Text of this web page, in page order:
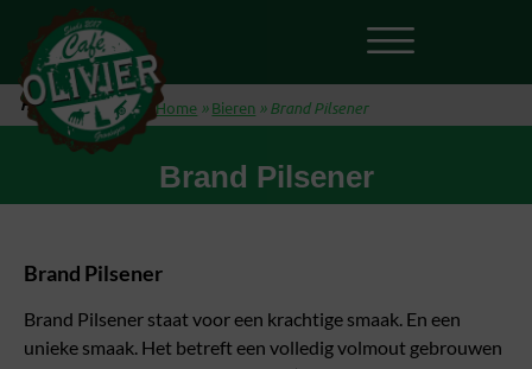
Hier ben je: Home »Bieren »Brand Pilsener
Brand Pilsener
Brand Pilsener
Brand Pilsener staat voor een krachtige smaak. En een
unieke smaak. Het betreft een volledig volmout gebrouwen